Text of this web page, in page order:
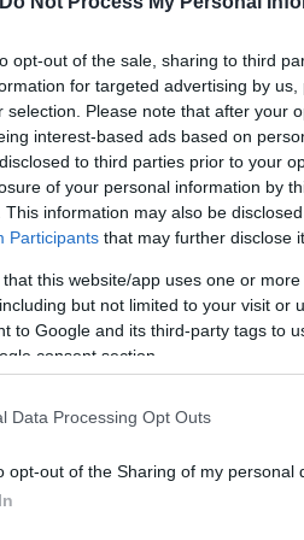
opt-out of the sale, sharing to third
for targeted advertising by
selection. Please note that after your
interest-based ads based on
to third parties prior to your
of your personal information by
This information may also be
Participants that may further disclose
that this website/app uses one or
but not limited to your visit or
to Google and its third-party tags to
consent section.
Data Processing Opt Outs
opt-out of the Sharing of my personal
προβολή της ταινίας, η
με Αμυοτροφική